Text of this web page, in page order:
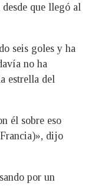
que llegó al
seis goles y ha
no ha
estrella del
él sobre eso
dijo
por un